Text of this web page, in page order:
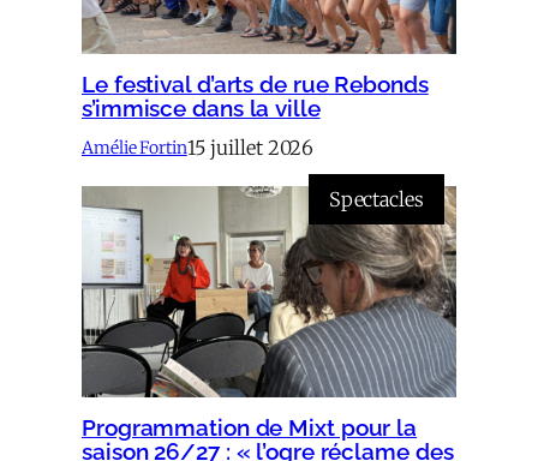
Le festival d’arts de rue Rebonds
s’immisce dans la ville
Amélie Fortin15 juillet 2026
Spectacles
Programmation de Mixt pour la
saison 26/27 : « l’ogre réclame des